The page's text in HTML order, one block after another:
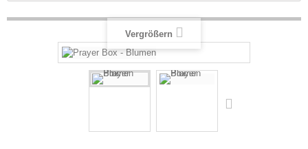
Vergrößern